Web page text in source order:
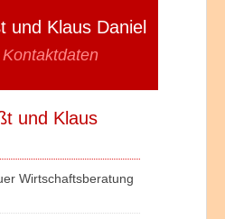
und Klaus Daniel
und Klaus
Wirtschaftsberatung